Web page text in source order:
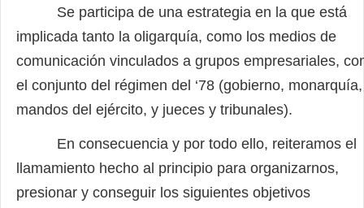
Se participa de una estrategia en la que está
implicada tanto la oligarquía, como los medios de
comunicación vinculados a grupos empresariales,
el conjunto del régimen del ‘78 (gobierno, monarquía,
mandos del ejército, y jueces y tribunales).
En consecuencia y por todo ello, reiteramos el
llamamiento hecho al principio para organizarnos,
presionar y conseguir los siguientes objetivos